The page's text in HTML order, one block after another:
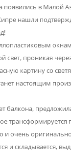
появились в Малой
нашли
свет, проникая
картину со
настоящим
балкона,
трансформируется
и очень
и складывается,